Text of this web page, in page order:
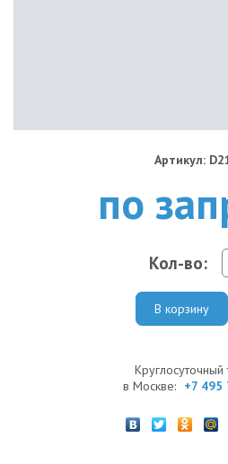
Артикул:
по
Кол-во:
В корзину
в Москве: +7 495